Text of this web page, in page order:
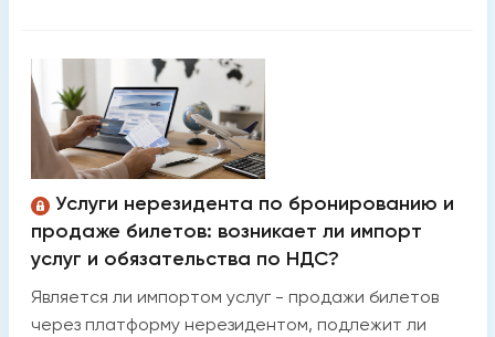
Услуги нерезидента по бронированию и
продаже билетов: возникает ли импорт
услуг и обязательства по НДС?
Является ли импортом услуг - продажи билетов
через платформу нерезидентом, подлежит ли